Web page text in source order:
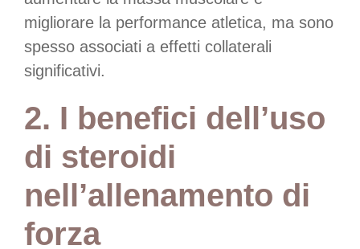
migliorare la performance atletica, ma sono
spesso associati a effetti collaterali
significativi.
2. I benefici dell’uso
di steroidi
nell’allenamento di
forza